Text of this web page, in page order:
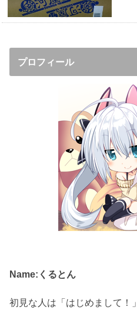
プロフィール
Name:くるとん
初見な人は「はじめまして！」